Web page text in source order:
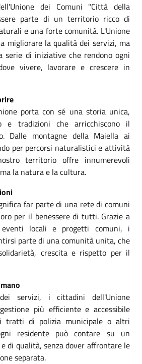
dei Comuni "Città della
parte di un territorio ricco di
e una forte comunità. L'Unione
migliorare la qualità dei servizi, ma
serie di iniziative che rendono ogni
vivere, lavorare e crescere in
porta con sé una storia unica,
e tradizioni che arricchiscono il
Dalle montagne della Maiella ai
per percorsi naturalistici e attività
territorio offre innumerevoli
la natura e la cultura.
far parte di una rete di comuni
per il benessere di tutti. Grazie a
locali e progetti comuni, i
parte di una comunità unita, che
crescita e rispetto per il
servizi, i cittadini dell'Unione
più efficiente e accessibile
tratti di polizia municipale o altri
residente può contare su un
di qualità, senza dover affrontare le
separata.